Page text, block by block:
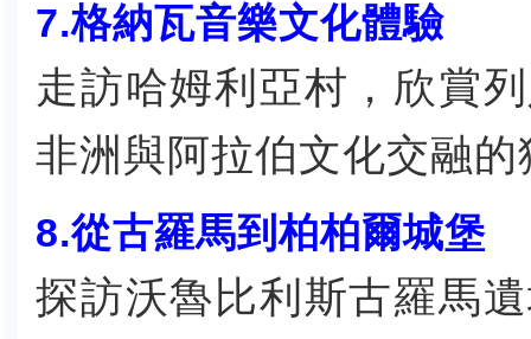
7.格納瓦音樂文化體驗
走訪哈姆利亞村，欣賞
非洲與阿拉伯文化交融
8.從古羅馬到柏柏爾城堡
探訪沃魯比利斯古羅馬